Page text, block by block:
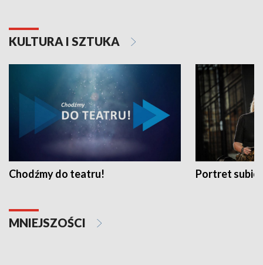
KULTURA I SZTUKA
Chodźmy do teatru! Portret
MNIEJSZOŚCI